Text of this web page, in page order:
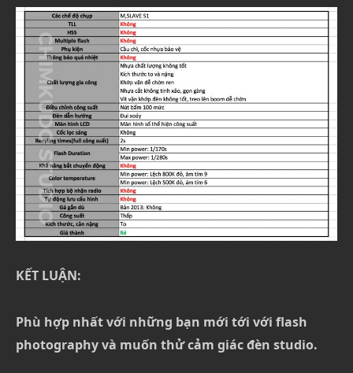
KẾT LUẬN:
Phù hợp nhất với những bạn mới tới với flash
photography và muốn thử cảm giác đèn studio.